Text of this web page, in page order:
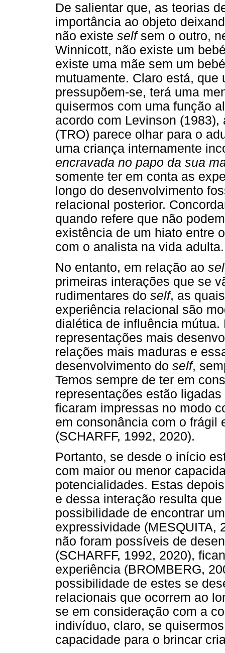
De salientar que, as teorias
importância ao objeto
não existe selfsem o outro,
Winnicott, não existe um
existe uma mãe sem um
mutuamente. Claro está,
pressupõem-se, terá uma
quisermos com uma função
acordo com Levinson
(TRO) parece olhar para o
uma criança internamente
encravada no papo da sua
somente ter em conta as
longo do desenvolvimento
relacional posterior.
quando refere que não
existência de um hiato entre
com o analista na vida adulta.
No entanto, em relação ao
primeiras interações que se
rudimentares do self, as
experiência relacional são
dialética de influência
representações mais
relações mais maduras e
desenvolvimento do self,
Temos sempre de ter em
representações estão
ficaram impressas no modo
em consonância com o
(SCHARFF, 1992, 2020).
Portanto, se desde o início
com maior ou menor
potencialidades. Estas
e dessa interação resulta
possibilidade de encontrar
expressividade (MESQUITA,
não foram possíveis de
(SCHARFF, 1992, 2020),
experiência (BROMBERG,
possibilidade de estes se
relacionais que ocorrem ao
se em consideração com a
indivíduo, claro, se
capacidade para o brincar